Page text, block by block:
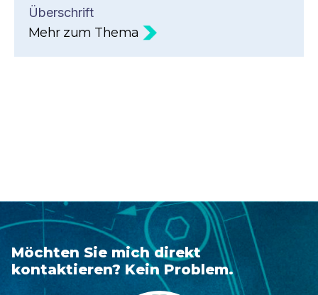
Überschrift
Mehr zum Thema
Möchten Sie mich direkt
kontaktieren? Kein Problem.